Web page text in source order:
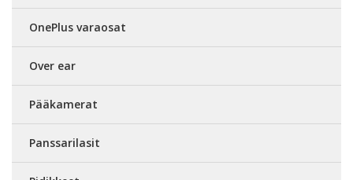
OnePlus varaosat
Over ear
Pääkamerat
Panssarilasit